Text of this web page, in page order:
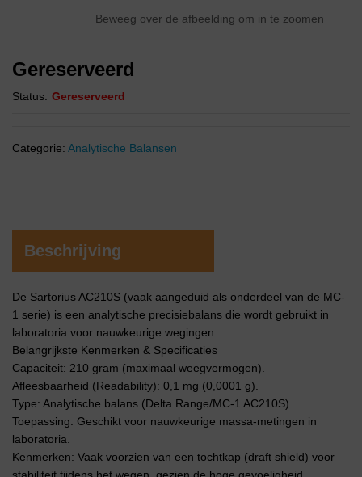
Beweeg over de afbeelding om in te zoomen
Gereserveerd
Status: Gereserveerd
Categorie: Analytische Balansen
Beschrijving
De Sartorius AC210S (vaak aangeduid als onderdeel van de MC-
1 serie) is een analytische precisiebalans die wordt gebruikt in
laboratoria voor nauwkeurige wegingen.
Belangrijkste Kenmerken & Specificaties
Capaciteit: 210 gram (maximaal weegvermogen).
Afleesbaarheid (Readability): 0,1 mg (0,0001 g).
Type: Analytische balans (Delta Range/MC-1 AC210S).
Toepassing: Geschikt voor nauwkeurige massa-metingen in
laboratoria.
Kenmerken: Vaak voorzien van een tochtkap (draft shield) voor